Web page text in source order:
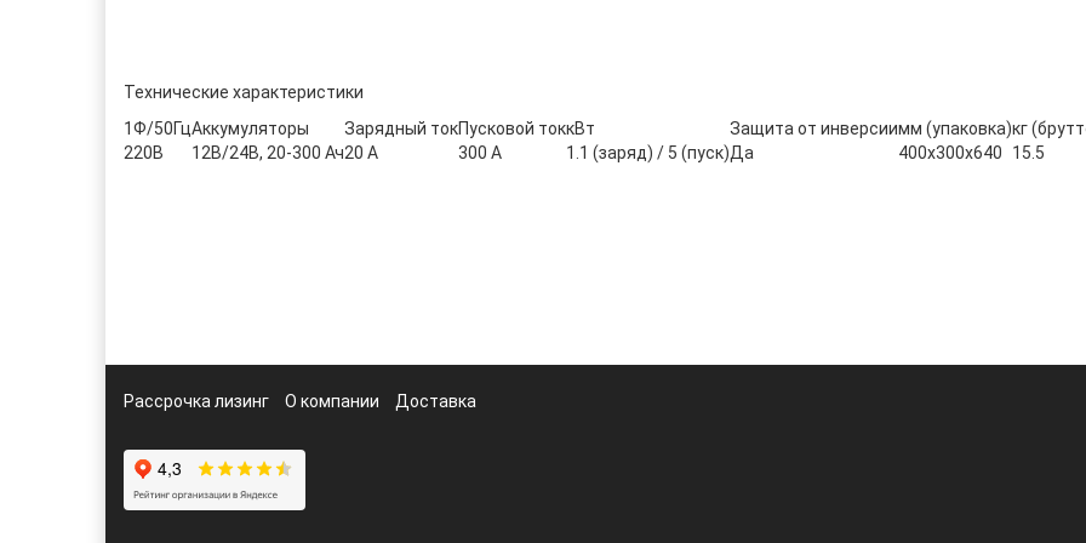
Технические характеристики
1Ф/50ГцАккумуляторы Зарядный токПусковой токкВт Защита от инверсиимм (упаковка)кг
220В
12B/24В, 20-300 Ач20 A 300 А 1.1 (заряд) / 5 (пуск)Да 400х300х640 15.5
Рассрочка лизинг О компании Доставка